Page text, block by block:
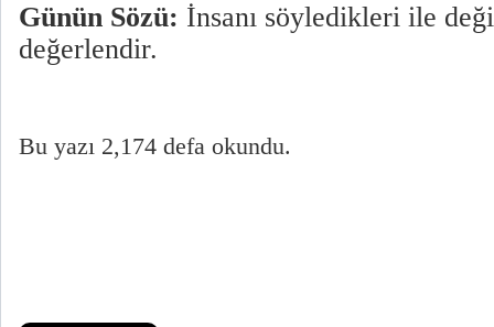
Günün Sözü: İnsanı söyledikleri ile
değerlendir.
Bu yazı 2,174 defa okundu.